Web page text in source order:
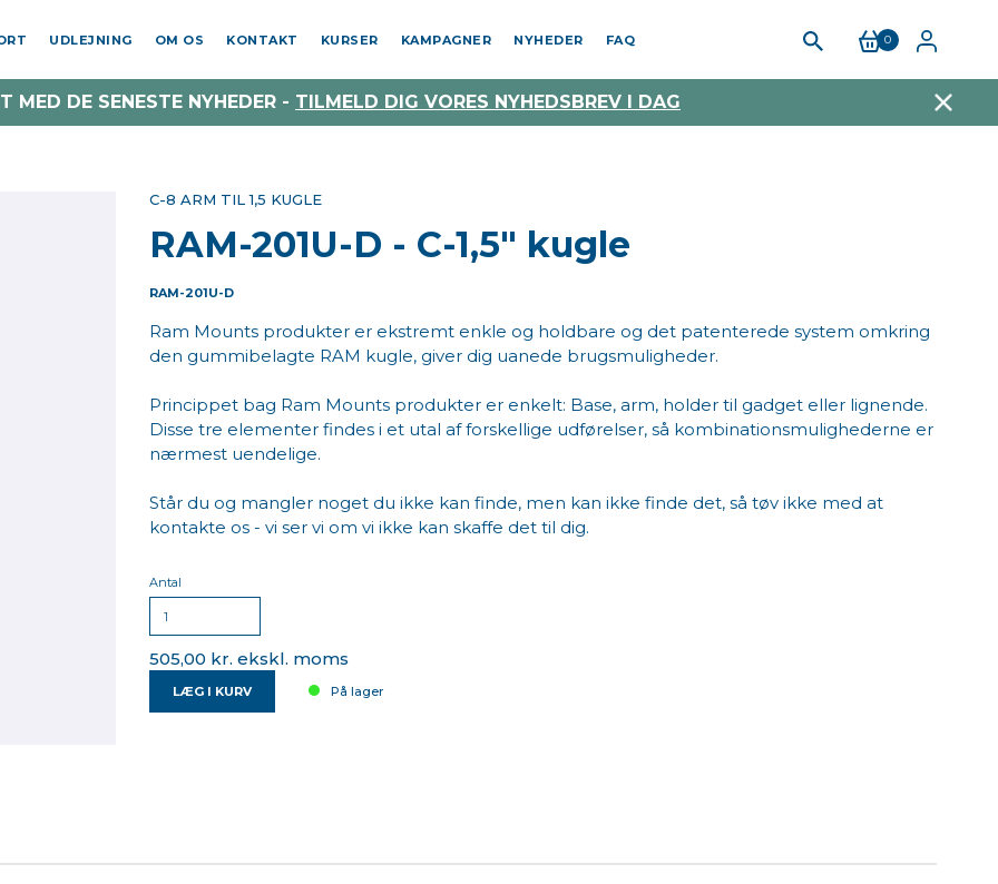
UDLEJNING OM OS KONTAKT KURSER KAMPAGNER NYHEDER FAQ 0
MED DE SENESTE NYHEDER - TILMELD DIG VORES NYHEDSBREV I DAG
C-8 ARM TIL 1,5 KUGLE
RAM-201U-D - C-1,5" kugle
RAM-201U-D
Ram Mounts produkter er ekstremt enkle og holdbare og det patenterede system omkring
den gummibelagte RAM kugle, giver dig uanede brugsmuligheder.
Princippet bag Ram Mounts produkter er enkelt: Base, arm, holder til gadget eller lignende.
Disse tre elementer findes i et utal af forskellige udførelser, så kombinationsmulighederne er
nærmest uendelige.
Står du og mangler noget du ikke kan finde, men kan ikke finde det, så tøv ikke med at
kontakte os - vi ser vi om vi ikke kan skaffe det til dig.
Antal
505,00 kr. ekskl. moms
LÆG I KURV På lager